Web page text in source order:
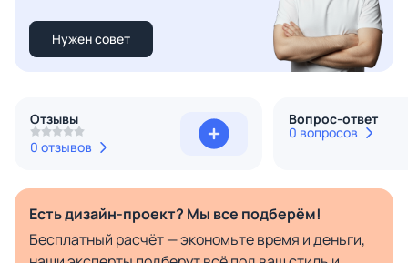
Нужен совет
Отзывы
0 отзывов
Вопрос-ответ
0 вопросов
Есть дизайн-проект? Мы все подберём!
Бесплатный расчёт — экономьте время и деньги,